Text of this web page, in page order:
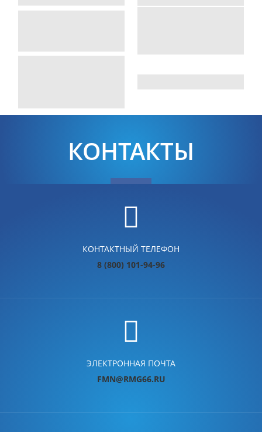
КОНТАКТЫ
КОНТАКТНЫЙ ТЕЛЕФОН
8 (800) 101-94-96
ЭЛЕКТРОННАЯ ПОЧТА
FMN@RMG66.RU